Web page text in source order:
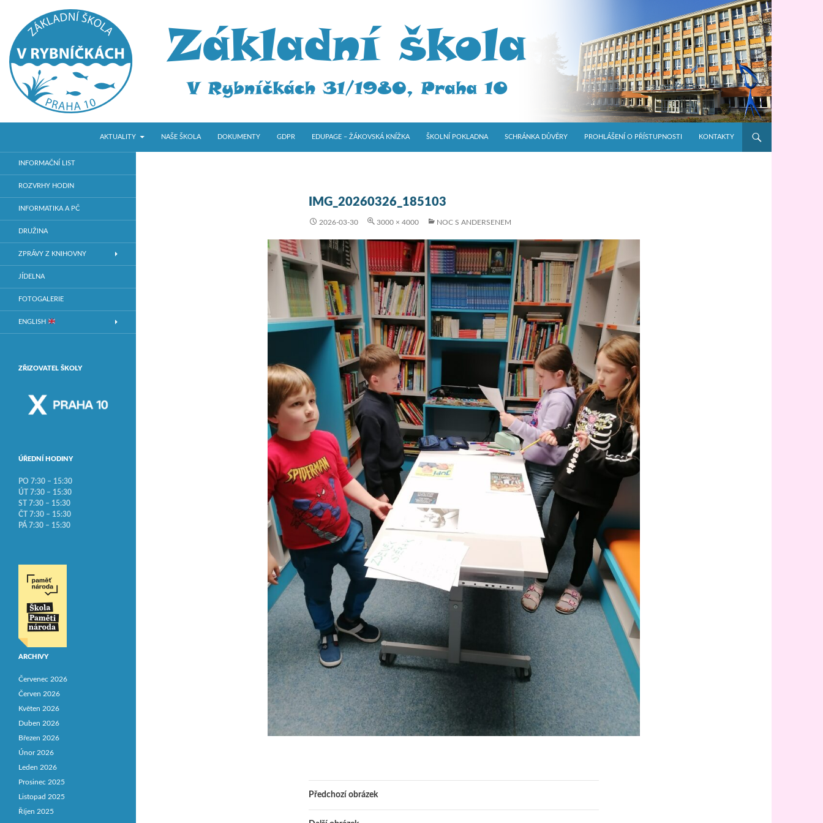
ZŠ V RybníčkáchAKTUALITY
NAŠE ŠKOLA DOKUMENTY GDPR EDUPAGE – ŽÁKOVSKÁ KNÍŽKA ŠKOLNÍ POKLADNA SCHRÁNKA DŮVĚRY PROHLÁŠENÍ O PŘÍSTUPNOSTI KONTAKTY
IMG_20260326_185103
2026-03-30 3000 × 4000 NOC S ANDERSENEM
Předchozí obrázek
Základní škola v Praze 10
INFORMAČNÍ LIST
ROZVRHY HODIN
INFORMATIKA A PČ
DRUŽINA
ZPRÁVY Z KNIHOVNY
JÍDELNA
FOTOGALERIE
ENGLISH
ZŘIZOVATEL ŠKOLY
ÚŘEDNÍ HODINY
PO 7:30 – 15:30
ÚT 7:30 – 15:30
ST 7:30 – 15:30
ČT 7:30 – 15:30
PÁ 7:30 – 15:30
ARCHIVY
Červenec 2026
Červen 2026
Květen 2026
Duben 2026
Březen 2026
Únor 2026
Leden 2026
Prosinec 2025
Listopad 2025
Říjen 2025